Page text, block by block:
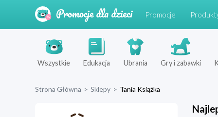
Promocje
Wszystkie Edukacja Ubrania Gry i zabawki
Strona Główna > Sklepy > Tania Książka